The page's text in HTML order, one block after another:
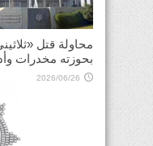
محاولة قتل
بحوزته مخدرات
2026/06/26